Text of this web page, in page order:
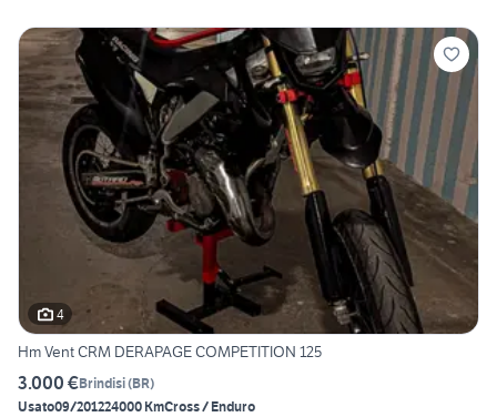
4
Hm Vent CRM DERAPAGE COMPETITION 125
3.000 €Brindisi(BR)
Usato09/201224000 KmCross / Enduro